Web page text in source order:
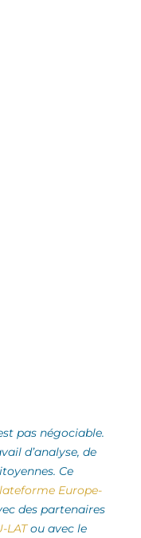
pas négociable.
d’analyse, de
Ce
Europe-
des partenaires
LATou avec le